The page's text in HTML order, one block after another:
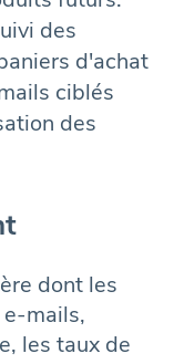
des
d'achat
ciblés
des
dont les
mails,
les taux de